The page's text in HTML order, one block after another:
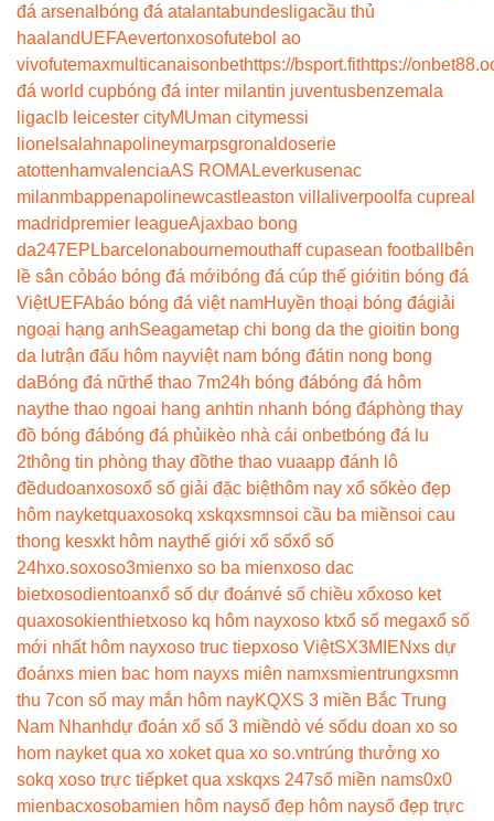
đá arsenal bóng đá atalantabundesligacầu thủ
haalandUEFAevertonxosofutebol ao
vivofutemaxmulticanaisonbethttps://bsport.fithttps://
đá world cupbóng đá inter milantin juventusbenzema la
ligaclb leicester cityMUman citymessi
lionel salahnapolineymarpsgronaldoserie
atottenhamvalenciaAS ROMA Leverkusenac
milanmbappenapolinewcastleaston villa liverpool fa cupreal
madridpremier leagueAjaxbao bong
da247EPLbarcelonabournemouthaff cupasean football
bên
lề sân cỏbáo bóng đá mớibóng đá cúp thế giớitin bóng đá
ViệtUEFAbáo bóng đá việt namHuyền thoại bóng đágiải
ngoại hạng anhSeagametap chi bong da the gioitin bong
da lutrận đấu hôm nayviệt nam bóng đátin nong bong
daBóng đá nữthể thao 7m24h bóng đábóng đá hôm
naythe thao ngoai hang anhtin nhanh bóng đáphòng thay
đồ bóng đábóng đá phủikèo nhà cái onbetbóng đá lu
2thông tin phòng thay đồthe thao vuaapp đánh lô
đềdudoanxosoxổ số giải đặc biệthôm nay xổ sốkèo đẹp
hôm nayketquaxosokq xskqxsmnsoi cầu ba miềnsoi cau
thong kesxkt hôm naythế giới xổ sốxổ số
24hxo.soxoso3mienxo so ba mienxoso dac
bietxosodientoanxổ số dự đoánvé số chiều xổxoso ket
quaxosokienthietxoso kq hôm nayxoso ktxổ số megaxổ số
mới nhất hôm nayxoso truc tiepxoso ViệtSX3MIENxs dự
đoánxs mien bac hom nayxs miên namxsmientrungxsmn
thu 7con số may mắn hôm nayKQXS 3 miền Bắc Trung
Nam Nhanhdự đoán xổ số 3 miềndò vé sốdu doan xo so
hom nayket qua xo xoket qua xo so.vntrúng thưởng xo
sokq xoso trực tiếpket qua xskqxs 247số miền nams0x0
mienbacxosobamien hôm naysố đẹp hôm naysố đẹp trực